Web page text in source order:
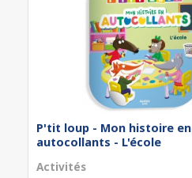
P'tit loup - Mon histoire en
autocollants - L'école
Activités